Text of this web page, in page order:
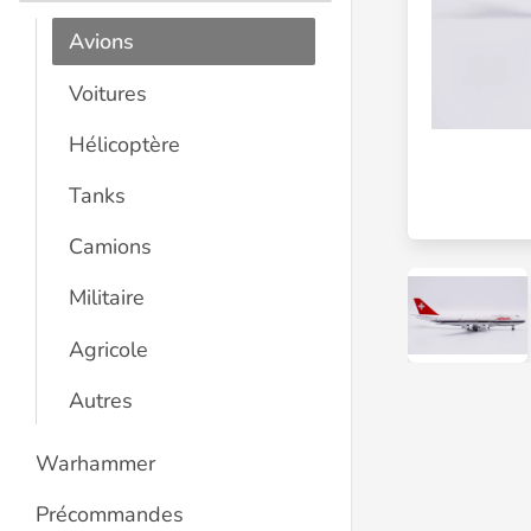
Avions
Voitures
Hélicoptère
Tanks
Camions
Militaire
Agricole
Autres
Warhammer
Précommandes